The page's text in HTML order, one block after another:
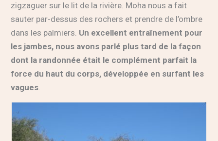
zigzaguer sur le lit de la rivière. Moha nous a fait
sauter par-dessus des rochers et prendre de l’ombre
dans les palmiers. Un excellent entraînement pour
les jambes, nous avons parlé plus tard de la façon
dont la randonnée était le complément parfait la
force du haut du corps, développée en surfant les
vagues.